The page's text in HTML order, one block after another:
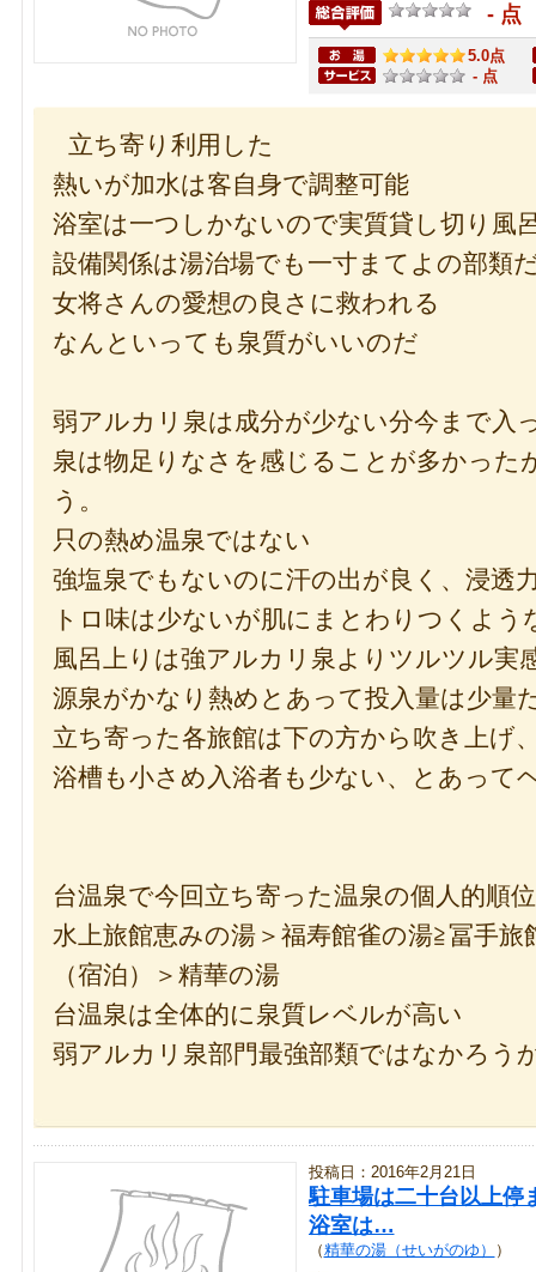
- 点
5.0点
- 点
立ち寄り利用した
熱いが加水は客自身で調整可能
浴室は一つしかないので実質貸し切り風
設備関係は湯治場でも一寸まてよの部類
女将さんの愛想の良さに救われる
なんといっても泉質がいいのだ
弱アルカリ泉は成分が少ない分今まで入
泉は物足りなさを感じることが多かった
う。
只の熱め温泉ではない
強塩泉でもないのに汗の出が良く、浸透
トロ味は少ないが肌にまとわりつくよう
風呂上りは強アルカリ泉よりツルツル実
源泉がかなり熱めとあって投入量は少量
立ち寄った各旅館は下の方から吹き上げ
浴槽も小さめ入浴者も少ない、とあって
台温泉で今回立ち寄った温泉の個人的順
水上旅館恵みの湯＞福寿館雀の湯≧冨手旅
（宿泊）＞精華の湯
台温泉は全体的に泉質レベルが高い
弱アルカリ泉部門最強部類ではなかろう
投稿日：2016年2月21日
駐車場は二十台以上停
浴室は…
（精華の湯（せいがのゆ）
）